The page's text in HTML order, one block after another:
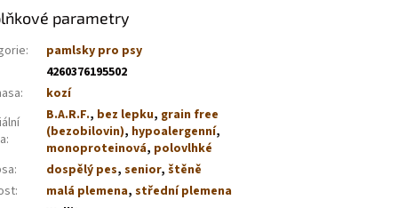
parametry
:
pamlsky pro psy
4260376195502
:
kozí
:
B.A.R.F., bez lepku, grain free
(bezobilovin), hypoalergenní,
monoproteinová, polovlhké
: dospělý pes,senior,štěně
: malá plemena,střední plemena